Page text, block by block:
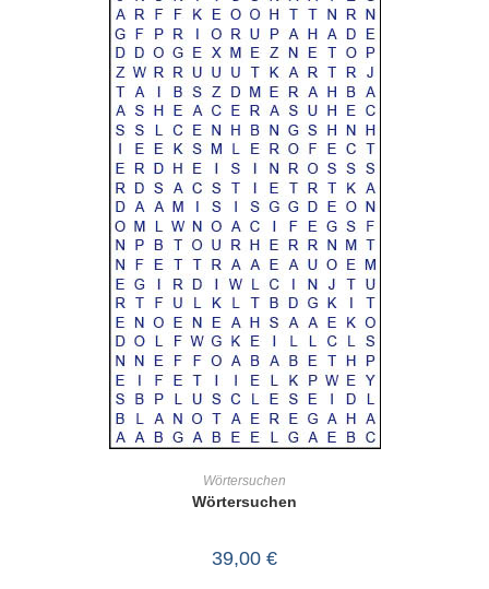
Wörtersuchen
Wörtersuchen
39,00 €